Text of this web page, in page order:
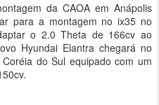
da CAOA em Anápolis
para a montagem no ix35 no
o 2.0 Theta de 166cv ao
Hyundai Elantra chegará no
do Sul equipado com um